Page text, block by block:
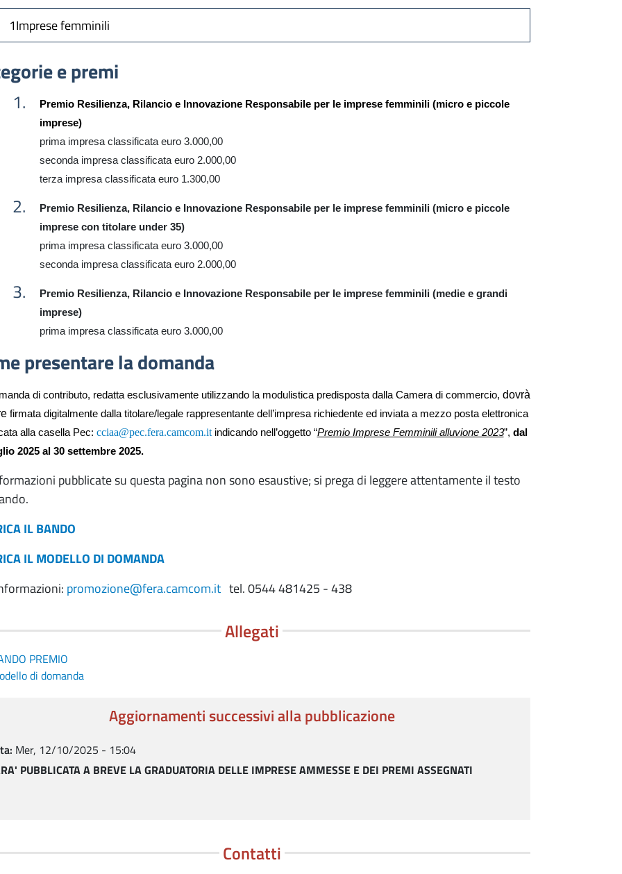
1Imprese femminili
e premi
Premio Resilienza, Rilancio e Innovazione Responsabile per le imprese femminili (micro e piccole
imprese)
prima impresa classificata euro 3.000,00
seconda impresa classificata euro 2.000,00
terza impresa classificata euro 1.300,00
Premio Resilienza, Rilancio e Innovazione Responsabile per le imprese femminili (micro e piccole
imprese con titolare under 35)
prima impresa classificata euro 3.000,00
seconda impresa classificata euro 2.000,00
Premio Resilienza, Rilancio e Innovazione Responsabile per le imprese femminili (medie e grandi
imprese)
prima impresa classificata euro 3.000,00
presentare la domanda
di contributo, redatta esclusivamente utilizzando la modulistica predisposta dalla Camera di commercio, dovrà
firmata digitalmente dalla titolare/legale rappresentante dell’impresa richiedente ed inviata a mezzo posta elettronica
alla casella Pec: cciaa@pec.fera.camcom.itindicando nell’oggetto “Premio Imprese Femminili alluvione 2023”, dal
2025 al 30 settembre 2025.
pubblicate su questa pagina non sono esaustive; si prega di leggere attentamente il testo
IL BANDO
IL MODELLO DI DOMANDA
promozione@fera.camcom.ittel. 0544 481425 - 438
Allegati
PREMIO
di domanda
Aggiornamenti successivi alla pubblicazione
Mer, 12/10/2025 - 15:04
PUBBLICATA A BREVE LA GRADUATORIA DELLE IMPRESE AMMESSE E DEI PREMI ASSEGNATI
Contatti